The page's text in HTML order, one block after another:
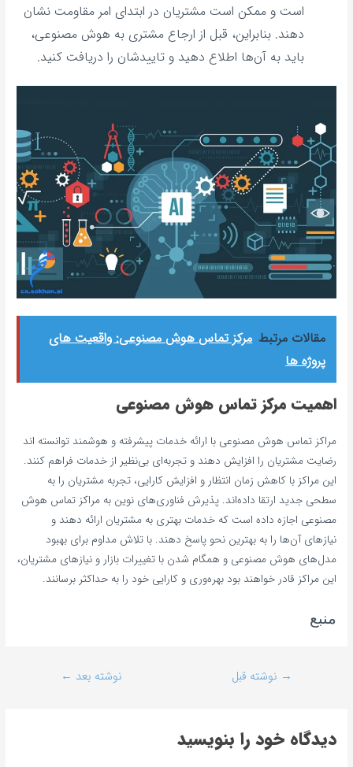
است و ممکن است مشتریان در ابتدای امر مقاومت نشان
دهند. بنابراین، قبل از ارجاع مشتری به هوش مصنوعی،
باید به آن‌ها اطلاع دهید و تاییدشان را دریافت کنید.
مقالات مرتبط مرکز تماس هوش مصنوعی: واقعیت‌ های
پروژه‌ ها
اهمیت مرکز تماس هوش مصنوعی
مراکز تماس هوش مصنوعی با ارائه خدمات پیشرفته و هوشمند توانسته‌ اند
رضایت مشتریان را افزایش دهند و تجربه‌ای بی‌نظیر از خدمات فراهم کنند.
این مراکز با کاهش زمان انتظار و افزایش کارایی، تجربه مشتریان را به
سطحی جدید ارتقا داده‌اند. پذیرش فناوری‌های نوین به مراکز تماس هوش
مصنوعی اجازه داده است که خدمات بهتری به مشتریان ارائه دهند و
نیازهای آن‌ها را به بهترین نحو پاسخ دهند. با تلاش مداوم برای بهبود
مدل‌های هوش مصنوعی و همگام شدن با تغییرات بازار و نیازهای مشتریان،
این مراکز قادر خواهند بود بهره‌وری و کارایی خود را به حداکثر برسانند.
منبع
→ نوشته قبل نوشته بعد ←
دیدگاه‌ خود را بنویسید